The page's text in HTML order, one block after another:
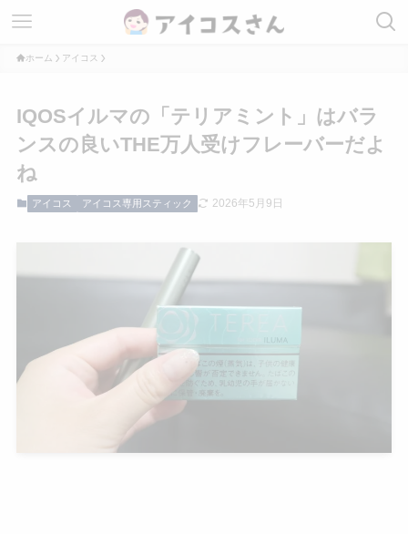
ホーム アイコス
IQOSイルマの「テリアミント」はバラ
ンスの良いTHE万人受けフレーバーだよ
ね
アイコス アイコス専用スティック 2026年5月9日